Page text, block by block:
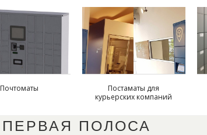
Почтоматы
Постаматы для
курьерских компаний
ПЕРВАЯ ПОЛОСА